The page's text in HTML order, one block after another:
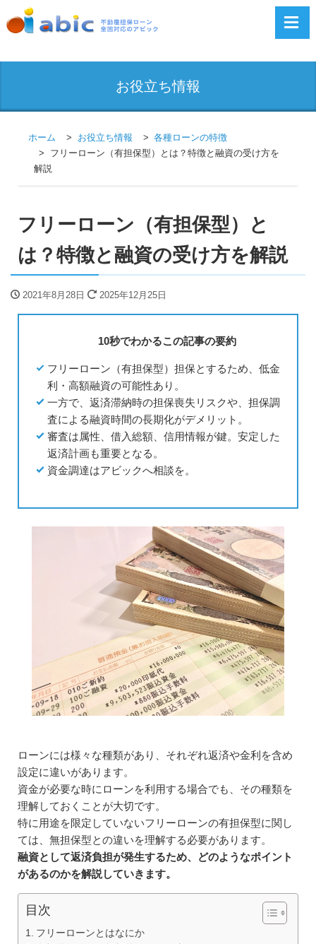
お役立ち情報
ホーム お役立ち情報
各種ローンの特徴
フリーローン（有担保型）とは？特徴と融資の受け方を
解説
フリーローン（有担保型）と
は？特徴と融資の受け方を解説
2021年8月28日 2025年12月25日
10秒でわかるこの記事の要約
フリーローン（有担保型）担保とするため、低金
利・高額融資の可能性あり。
一方で、返済滞納時の担保喪失リスクや、担保調
査による融資時間の長期化がデメリット。
審査は属性、借入総額、信用情報が鍵。安定した
返済計画も重要となる。
資金調達はアビックへ相談を。
ローンには様々な種類があり、それぞれ返済や金利を含め
設定に違いがあります。
資金が必要な時にローンを利用する場合でも、その種類を
理解しておくことが大切です。
特に用途を限定していないフリーローンの有担保型に関し
ては、無担保型との違いを理解する必要があります。
融資として返済負担が発生するため、どのようなポイント
があるのかを解説していきます。
目次
フリーローンとはなにか